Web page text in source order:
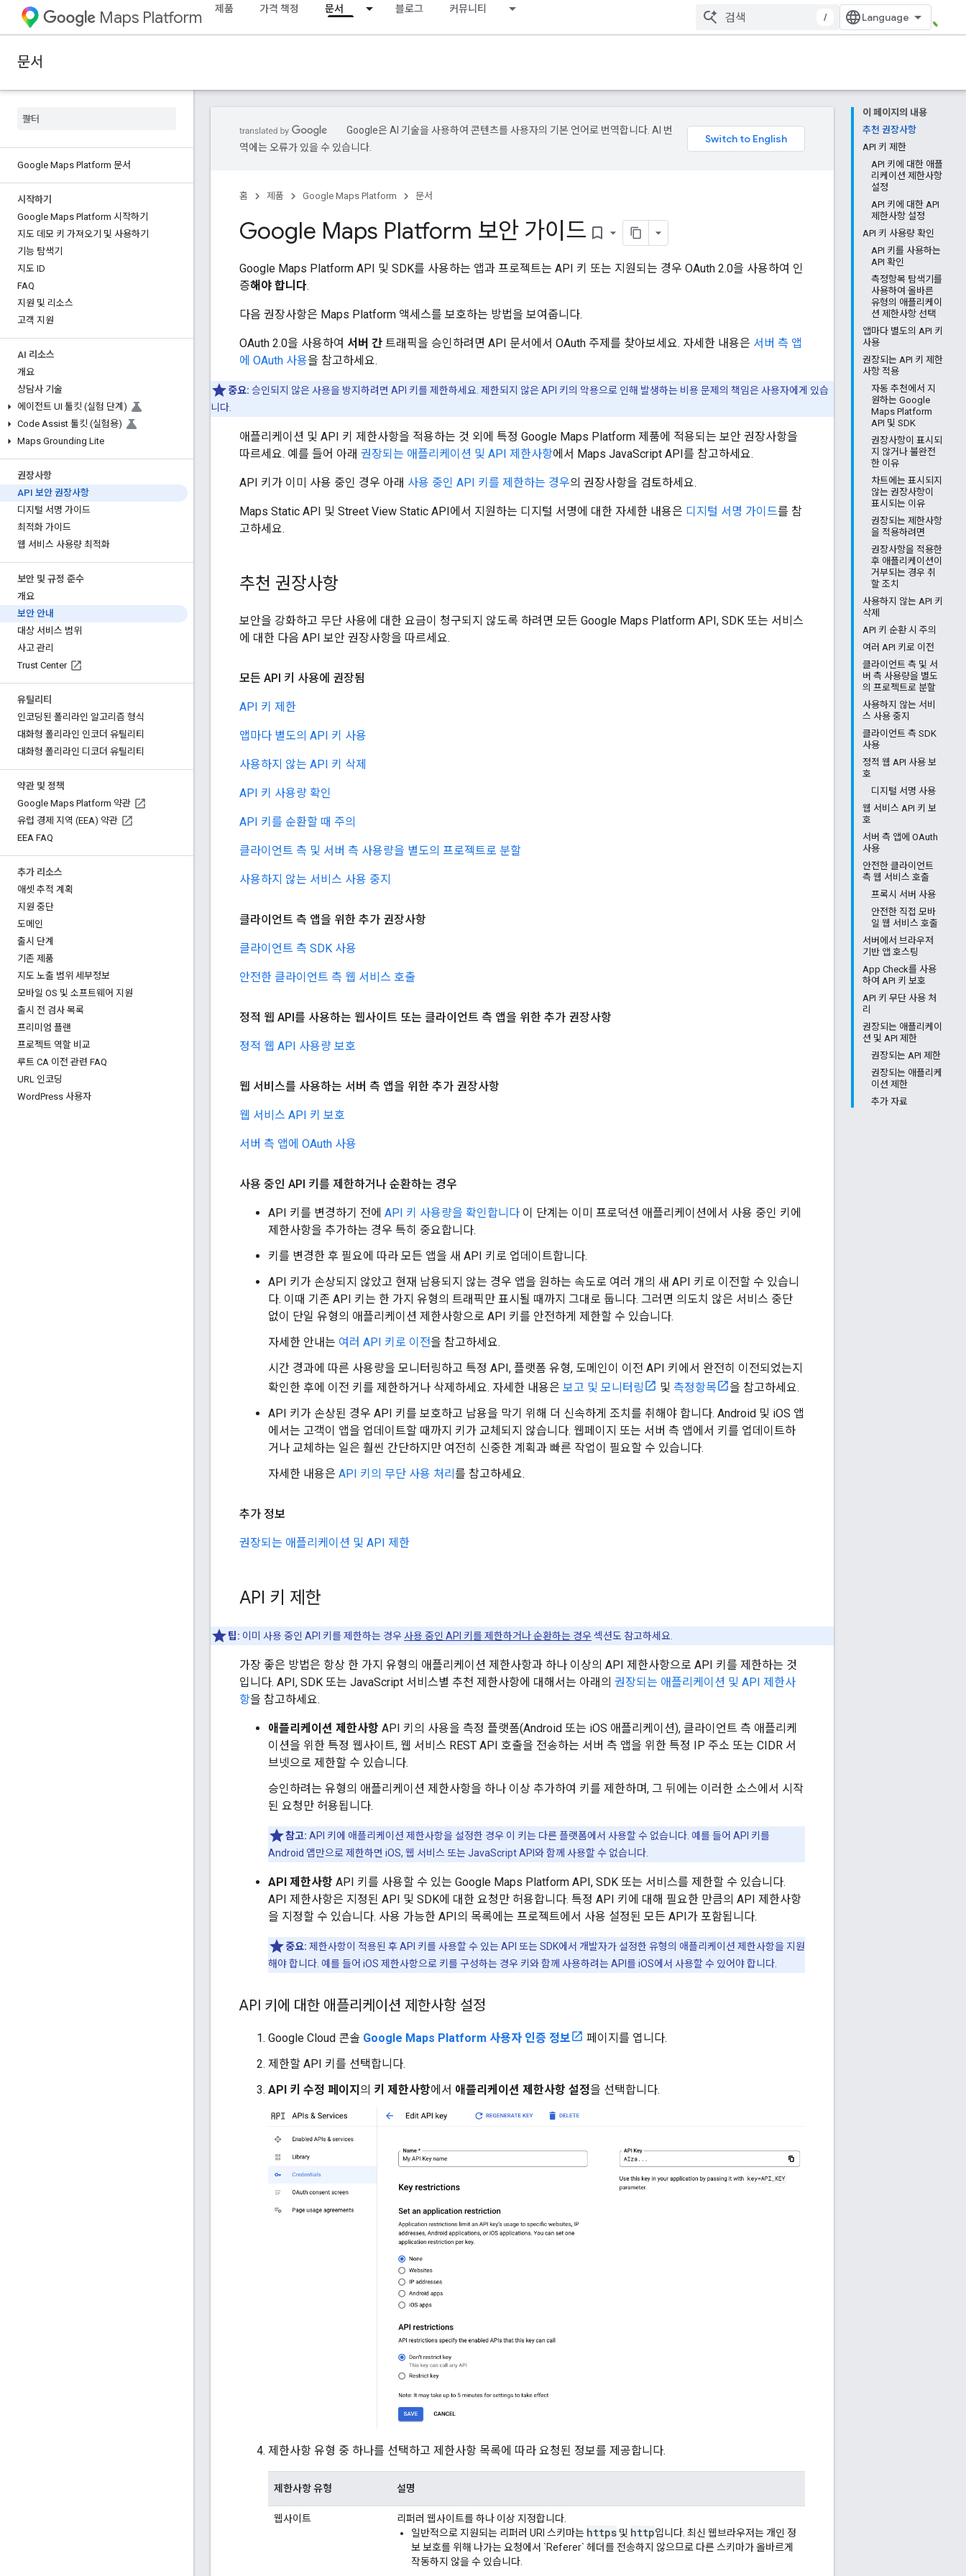
Maps Platform 제품 가격 책정 문서 블로그 커뮤니티
/
문서
Google Maps Platform 문서
시작하기
Google Maps Platform 시작하기
지도 데모 키 가져오기 및 사용하기
기능 탐색기
지도 ID
FAQ
지원 및 리소스
고객 지원
AI 리소스
개요
상담사 기술
에이전트 UI 툴킷 (실험 단계)
Code Assist 툴킷 (실험용)
Maps Grounding Lite
권장사항
API 보안 권장사항
디지털 서명 가이드
최적화 가이드
웹 서비스 사용량 최적화
보안 및 규정 준수
개요
보안 안내
대상 서비스 범위
사고 관리
Trust Center
유틸리티
인코딩된 폴리라인 알고리즘 형식
대화형 폴리라인 인코더 유틸리티
대화형 폴리라인 디코더 유틸리티
약관 및 정책
Google Maps Platform 약관
유럽 경제 지역 (EEA) 약관
EEA FAQ
추가 리소스
애셋 추적 계획
지원 중단
도메인
출시 단계
기존 제품
지도 노출 범위 세부정보
모바일 OS 및 소프트웨어 지원
출시 전 검사 목록
프리미엄 플랜
프로젝트 역할 비교
루트 CA 이전 관련 FAQ
URL 인코딩
WordPress 사용자
이 페이지의 내용
추천 권장사항
API 키 제한
API 키에 대한 애플
리케이션 제한사항
설정
API 키에 대한 API
제한사항 설정
API 키 사용량 확인
API 키를 사용하는
API 확인
측정항목 탐색기를
사용하여 올바른
유형의 애플리케이
션 제한사항 선택
앱마다 별도의 API 키
사용
권장되는 API 키 제한
사항 적용
자동 추천에서 지
원하는 Google
Maps Platform
API 및 SDK
권장사항이 표시되
지 않거나 불완전
한 이유
차트에는 표시되지
않는 권장사항이
표시되는 이유
권장되는 제한사항
을 적용하려면
권장사항을 적용한
후 애플리케이션이
거부되는 경우 취
할 조치
사용하지 않는 API 키
삭제
API 키 순환 시 주의
여러 API 키로 이전
클라이언트 측 및 서
버 측 사용량을 별도
의 프로젝트로 분할
사용하지 않는 서비
스 사용 중지
클라이언트 측 SDK
사용
정적 웹 API 사용 보
호
디지털 서명 사용
웹 서비스 API 키 보
호
서버 측 앱에 OAuth
사용
안전한 클라이언트
측 웹 서비스 호출
프록시 서버 사용
안전한 직접 모바
일 웹 서비스 호출
서버에서 브라우저
기반 앱 호스팅
App Check를 사용
하여 API 키 보호
API 키 무단 사용 처
리
권장되는 애플리케이
션 및 API 제한
권장되는 API 제한
권장되는 애플리케
이션 제한
추가 자료
Google은 AI 기술을 사용하여 콘텐츠를 사용자의 기본 언어로 번역합니다. AI 번
역에는 오류가 있을 수 있습니다.
홈 제품 Google Maps Platform 문서
Google Maps Platform 보안 가이드 bookmark_border
Google Maps Platform API 및 SDK를 사용하는 앱과 프로젝트는 API 키 또는 지원되는 경우 OAuth 2.0을 사용하여 인
증해야 합니다.
다음 권장사항은 Maps Platform 액세스를 보호하는 방법을 보여줍니다.
OAuth 2.0을 사용하여 서버 간 트래픽을 승인하려면 API 문서에서 OAuth 주제를 찾아보세요. 자세한 내용은 서버 측 앱
에 OAuth 사용을 참고하세요.
중요: 승인되지 않은 사용을 방지하려면 API 키를 제한하세요. 제한되지 않은 API 키의 악용으로 인해 발생하는 비용 문제의 책임은 사용자에게 있습
니다.
애플리케이션 및 API 키 제한사항을 적용하는 것 외에 특정 Google Maps Platform 제품에 적용되는 보안 권장사항을
따르세요. 예를 들어 아래 권장되는 애플리케이션 및 API 제한사항에서 Maps JavaScript API를 참고하세요.
API 키가 이미 사용 중인 경우 아래 사용 중인 API 키를 제한하는 경우의 권장사항을 검토하세요.
Maps Static API 및 Street View Static API에서 지원하는 디지털 서명에 대한 자세한 내용은 디지털 서명 가이드를 참
고하세요.
추천 권장사항
보안을 강화하고 무단 사용에 대한 요금이 청구되지 않도록 하려면 모든 Google Maps Platform API, SDK 또는 서비스
에 대한 다음 API 보안 권장사항을 따르세요.
모든 API 키 사용에 권장됨
API 키 제한
앱마다 별도의 API 키 사용
사용하지 않는 API 키 삭제
API 키 사용량 확인
API 키를 순환할 때 주의
클라이언트 측 및 서버 측 사용량을 별도의 프로젝트로 분할
사용하지 않는 서비스 사용 중지
클라이언트 측 앱을 위한 추가 권장사항
클라이언트 측 SDK 사용
안전한 클라이언트 측 웹 서비스 호출
정적 웹 API를 사용하는 웹사이트 또는 클라이언트 측 앱을 위한 추가 권장사항
정적 웹 API 사용량 보호
웹 서비스를 사용하는 서버 측 앱을 위한 추가 권장사항
웹 서비스 API 키 보호
서버 측 앱에 OAuth 사용
사용 중인 API 키를 제한하거나 순환하는 경우
API 키를 변경하기 전에 API 키 사용량을 확인합니다 이 단계는 이미 프로덕션 애플리케이션에서 사용 중인 키에
제한사항을 추가하는 경우 특히 중요합니다.
키를 변경한 후 필요에 따라 모든 앱을 새 API 키로 업데이트합니다.
API 키가 손상되지 않았고 현재 남용되지 않는 경우 앱을 원하는 속도로 여러 개의 새 API 키로 이전할 수 있습니
다. 이때 기존 API 키는 한 가지 유형의 트래픽만 표시될 때까지 그대로 둡니다. 그러면 의도치 않은 서비스 중단
없이 단일 유형의 애플리케이션 제한사항으로 API 키를 안전하게 제한할 수 있습니다.
자세한 안내는 여러 API 키로 이전을 참고하세요.
시간 경과에 따른 사용량을 모니터링하고 특정 API, 플랫폼 유형, 도메인이 이전 API 키에서 완전히 이전되었는지
확인한 후에 이전 키를 제한하거나 삭제하세요. 자세한 내용은 보고 및 모니터링 및 측정항목
을 참고하세요.
API 키가 손상된 경우 API 키를 보호하고 남용을 막기 위해 더 신속하게 조치를 취해야 합니다. Android 및 iOS 앱
에서는 고객이 앱을 업데이트할 때까지 키가 교체되지 않습니다. 웹페이지 또는 서버 측 앱에서 키를 업데이트하
거나 교체하는 일은 훨씬 간단하지만 여전히 신중한 계획과 빠른 작업이 필요할 수 있습니다.
자세한 내용은 API 키의 무단 사용 처리 를 참고하세요.
추가 정보
권장되는 애플리케이션 및 API 제한
API 키 제한
팁: 이미 사용 중인 API 키를 제한하는 경우 사용 중인 API 키를 제한하거나 순환하는 경우섹션도 참고하세요.
가장 좋은 방법은 항상 한 가지 유형의 애플리케이션 제한사항과 하나 이상의 API 제한사항으로 API 키를 제한하는 것
입니다. API, SDK 또는 JavaScript 서비스별 추천 제한사항에 대해서는 아래의 권장되는 애플리케이션 및 API 제한사
항을 참고하세요.
애플리케이션 제한사항 API 키의 사용을 측정 플랫폼(Android 또는 iOS 애플리케이션), 클라이언트 측 애플리케
이션을 위한 특정 웹사이트, 웹 서비스 REST API 호출을 전송하는 서버 측 앱을 위한 특정 IP 주소 또는 CIDR 서
브넷으로 제한할 수 있습니다.
승인하려는 유형의 애플리케이션 제한사항을 하나 이상 추가하여 키를 제한하며, 그 뒤에는 이러한 소스에서 시작
된 요청만 허용됩니다.
참고: API 키에 애플리케이션 제한사항을 설정한 경우 이 키는 다른 플랫폼에서 사용할 수 없습니다. 예를 들어 API 키를
Android 앱만으로 제한하면 iOS, 웹 서비스 또는 JavaScript API와 함께 사용할 수 없습니다.
API 제한사항 API 키를 사용할 수 있는 Google Maps Platform API, SDK 또는 서비스를 제한할 수 있습니다.
API 제한사항은 지정된 API 및 SDK에 대한 요청만 허용합니다. 특정 API 키에 대해 필요한 만큼의 API 제한사항
을 지정할 수 있습니다. 사용 가능한 API의 목록에는 프로젝트에서 사용 설정된 모든 API가 포함됩니다.
중요: 제한사항이 적용된 후 API 키를 사용할 수 있는 API 또는 SDK에서 개발자가 설정한 유형의 애플리케이션 제한사항을 지원
해야 합니다. 예를 들어 iOS 제한사항으로 키를 구성하는 경우 키와 함께 사용하려는 API를 iOS에서 사용할 수 있어야 합니다.
API 키에 대한 애플리케이션 제한사항 설정
Google Cloud 콘솔 Google Maps Platform 사용자 인증 정보
페이지를 엽니다.
제한할 API 키를 선택합니다.
API 키 수정 페이지 의 키 제한사항에서 애플리케이션 제한사항 설정을 선택합니다.
제한사항 유형 중 하나를 선택하고 제한사항 목록에 따라 요청된 정보를 제공합니다.
제한사항 유형 설명
웹사이트
리퍼러 웹사이트를 하나 이상 지정합니다.
일반적으로 지원되는 리퍼러 URI 스키마는 https 및 http입니다. 최신 웹브라우저는 개인 정
보 보호를 위해 나가는 요청에서 `Referer` 헤더를 전송하지 않으므로 다른 스키마가 올바르게
작동하지 않을 수 있습니다.